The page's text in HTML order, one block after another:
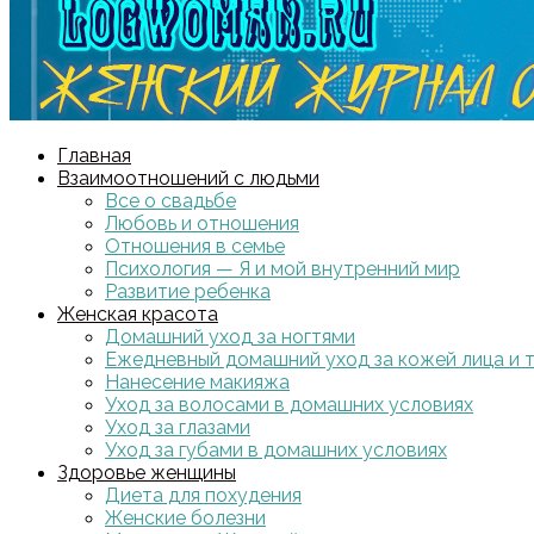
Главная
Взаимоотношений с людьми
Все о свадьбе
Любовь и отношения
Отношения в семье
Психология — Я и мой внутренний мир
Развитие ребенка
Женская красота
Домашний уход за ногтями
Ежедневный домашний уход за кожей лица и
Нанесение макияжа
Уход за волосами в домашних условиях
Уход за глазами
Уход за губами в домашних условиях
Здоровье женщины
Диета для похудения
Женские болезни